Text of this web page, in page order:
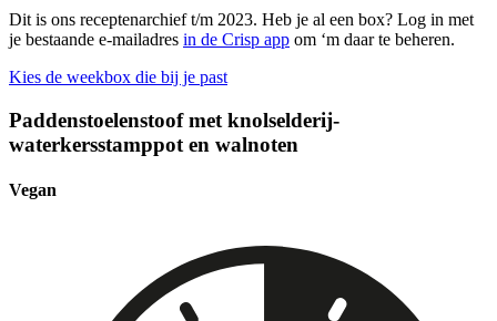
Dit is ons receptenarchief t/m 2023. Heb je al een box? Log in met
je bestaande e-mailadres in de Crisp app om ‘m daar te beheren.
Kies de weekbox die bij je past
Paddenstoelenstoof met knolselderij-
waterkersstamppot en walnoten
Vegan